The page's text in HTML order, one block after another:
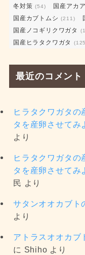
冬対策 (54) 国産アカ
国産カブトムシ (211)
国産ノコギリクワガタ
国産ヒラタクワガタ
最近のコメント
ヒラタクワガタ
タを産卵させて
より
ヒラタクワガタ
タを産卵させて
民 より
サタンオオカブト
より
アトラスオオカブ
に Shiho より